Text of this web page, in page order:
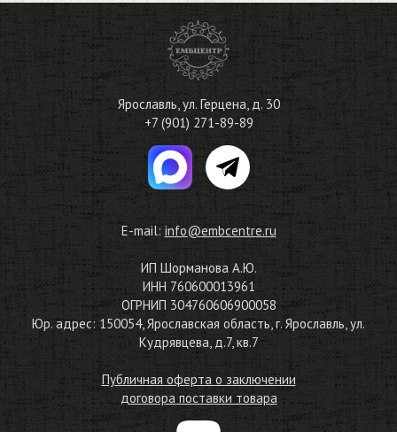
Ярославль,ул. Герцена, д. 30
+7 (901) 271-89-89
E-mail: info@embcentre.ru
ИП Шорманова А.Ю.
ИНН 760600013961
ОГРНИП 304760606900058
Юр. адрес: 150054, Ярославская область, г. Ярославль, ул.
Кудрявцева, д.7, кв.7
Публичная оферта о заключении
договора поставки товара